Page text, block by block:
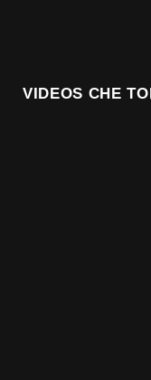
VIDEOS CHE